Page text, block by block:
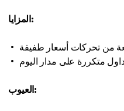
المزايا:
العيوب: